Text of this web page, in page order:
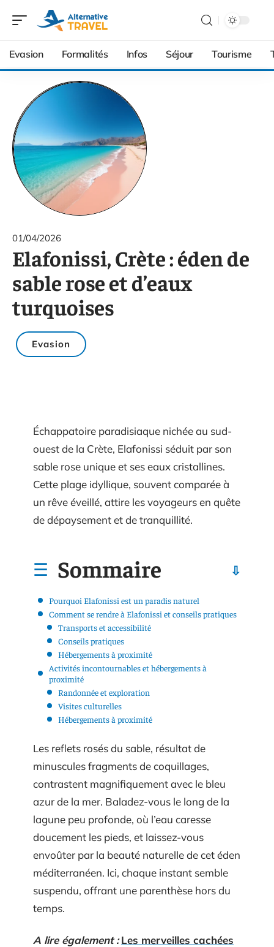
Evasion Formalités Infos Séjour Tourisme
01/04/2026
Elafonissi, Crète : éden de
sable rose et d’eaux
turquoises
Evasion
Échappatoire paradisiaque nichée au sud-
ouest de la Crète, Elafonissi séduit par son
sable rose unique et ses eaux cristallines.
Cette plage idyllique, souvent comparée à
un rêve éveillé, attire les voyageurs en quête
de dépaysement et de tranquillité.
Sommaire
Pourquoi Elafonissi est un paradis naturel
Comment se rendre à Elafonissi et conseils pratiques
Transports et accessibilité
Conseils pratiques
Hébergements à proximité
Activités incontournables et hébergements à
proximité
Randonnée et exploration
Visites culturelles
Hébergements à proximité
Les reflets rosés du sable, résultat de
minuscules fragments de coquillages,
contrastent magnifiquement avec le bleu
azur de la mer. Baladez-vous le long de la
lagune peu profonde, où l’eau caresse
doucement les pieds, et laissez-vous
envoûter par la beauté naturelle de cet éden
méditerranéen. Ici, chaque instant semble
suspendu, offrant une parenthèse hors du
temps.
A lire également : Les merveilles cachées